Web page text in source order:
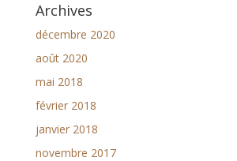
Archives
décembre 2020
août 2020
mai 2018
février 2018
janvier 2018
novembre 2017